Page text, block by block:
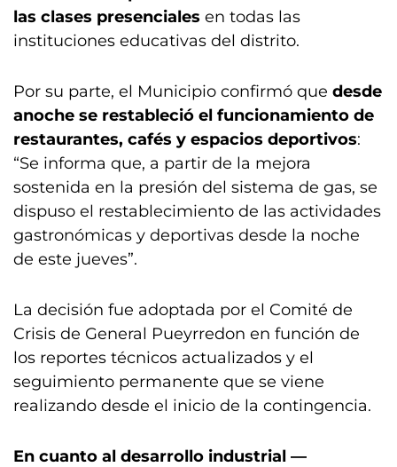
las clases presenciales en todas las
instituciones educativas del distrito.
Por su parte, el Municipio confirmó que desde
anoche se restableció el funcionamiento de
restaurantes, cafés y espacios deportivos:
“Se informa que, a partir de la mejora
sostenida en la presión del sistema de gas, se
dispuso el restablecimiento de las actividades
gastronómicas y deportivas desde la noche
de este jueves”.
La decisión fue adoptada por el Comité de
Crisis de General Pueyrredon en función de
los reportes técnicos actualizados y el
seguimiento permanente que se viene
realizando desde el inicio de la contingencia.
En cuanto al desarrollo industrial —